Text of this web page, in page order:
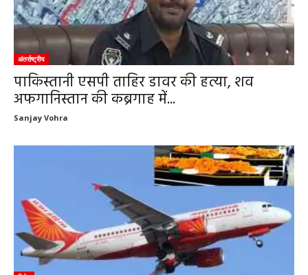
अंतर्राष्ट्रीय
पाकिस्तानी एसपी ताहिर डावर की हत्या, शव
अफगानिस्तान की कब्रगाह में...
Sanjay Vohra